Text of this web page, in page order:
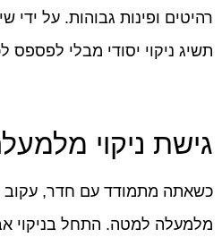
רהיטים ופינות גבוהות. על ידי
תשיג ניקוי יסודי מבלי לפספס
גישת ניקוי
כשאתה מתמודד עם חדר, עקוב
מלמעלה למטה. התחל בניקוי